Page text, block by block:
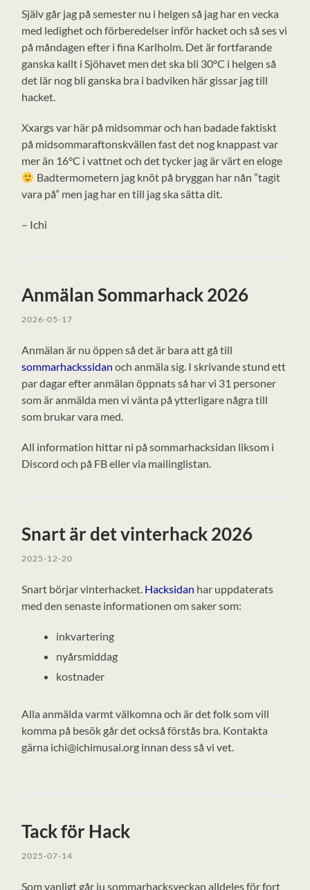
Själv går jag på semester nu i helgen så jag har en vecka
med ledighet och förberedelser inför hacket och så ses vi
på måndagen efter i fina Karlholm. Det är fortfarande
ganska kallt i Sjöhavet men det ska bli 30°C i helgen så
det lär nog bli ganska bra i badviken här gissar jag till
hacket.
Xxargs var här på midsommar och han badade faktiskt
på midsommaraftonskvällen fast det nog knappast var
mer än 16°C i vattnet och det tycker jag är värt en eloge
Badtermometern jag knöt på bryggan har nån ”tagit
vara på” men jag har en till jag ska sätta dit.
– Ichi
Anmälan Sommarhack 2026
2026-05-17
Anmälan är nu öppen så det är bara att gå till
sommarhackssidanoch anmäla sig. I skrivande stund ett
par dagar efter anmälan öppnats så har vi 31 personer
som är anmälda men vi vänta på ytterligare några till
som brukar vara med.
All information hittar ni på sommarhacksidan liksom i
Discord och på FB eller via mailinglistan.
Snart är det vinterhack 2026
2025-12-20
Snart börjar vinterhacket. Hacksidan har uppdaterats
med den senaste informationen om saker som:
inkvartering
nyårsmiddag
kostnader
Alla anmälda varmt välkomna och är det folk som vill
komma på besök går det också förstås bra. Kontakta
gärna ichi@ichimusai.org innan dess så vi vet.
Tack för Hack
2025-07-14
Som vanligt går ju sommarhacksveckan alldeles för fort